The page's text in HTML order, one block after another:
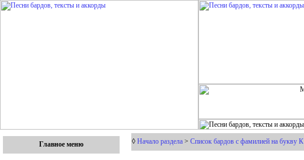
Главное меню ◊ Начало раздела > Список бардов с фамилией на букву К